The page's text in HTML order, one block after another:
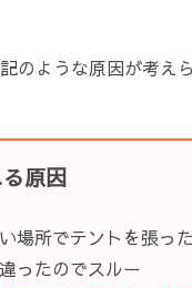
のような原因が考え
原因
場所でテントを張っ
ったのでスルー